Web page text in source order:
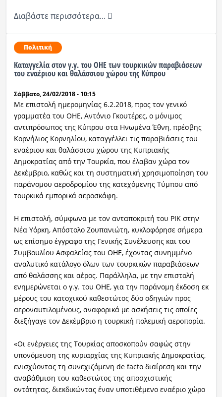
Διαβάστε περισσότερα...
Πολιτική
Καταγγελία στον γ.γ. του ΟΗΕ των τουρκικών παραβιάσεων
του εναέριου και θαλάσσιου χώρου της Κύπρου
Σάββατο, 24/02/2018 - 10:15
Με επιστολή ημερομηνίας 6.2.2018, προς τον γενικό
γραμματέα του ΟΗΕ, Αντόνιο Γκουτέρες, ο μόνιμος
αντιπρόσωπος της Κύπρου στα Ηνωμένα Έθνη, πρέσβης
Κορνήλιος Κορνηλίου, καταγγέλλει τις παραβιάσεις του
εναέριου και θαλάσσιου χώρου της Κυπριακής
Δημοκρατίας από την Τουρκία, που έλαβαν χώρα τον
Δεκέμβριο, καθώς και τη συστηματική χρησιμοποίηση του
παράνομου αεροδρομίου της κατεχόμενης Τύμπου από
τουρκικά εμπορικά αεροσκάφη.
Η επιστολή, σύμφωνα με τον ανταποκριτή του ΡΙΚ στην
Νέα Υόρκη, Απόστολο Ζουπανιώτη, κυκλοφόρησε σήμερα
ως επίσημο έγγραφο της Γενικής Συνέλευσης και του
Συμβουλίου Ασφαλείας του ΟΗΕ, έχοντας συνημμένο
αναλυτικό κατάλογο όλων των τουρκικών παραβιάσεων
από θαλάσσης και αέρος. Παράλληλα, με την επιστολή
ενημερώνεται ο γ.γ. του ΟΗΕ, για την παράνομη έκδοση εκ
μέρους του κατοχικού καθεστώτος δύο οδηγιών προς
αεροναυτιλομένους, αναφορικά με ασκήσεις τις οποίες
διεξήγαγε τον Δεκέμβριο η τουρκική πολεμική αεροπορία.
«Οι ενέργειες της Τουρκίας αποσκοπούν σαφώς στην
υπονόμευση της κυριαρχίας της Κυπριακής Δημοκρατίας,
ενισχύοντας τη συνεχιζόμενη de facto διαίρεση και την
αναβάθμιση του καθεστώτος της αποσχιστικής
οντότητας, διεκδικώντας έναν υποτιθέμενο εναέριο χώρο